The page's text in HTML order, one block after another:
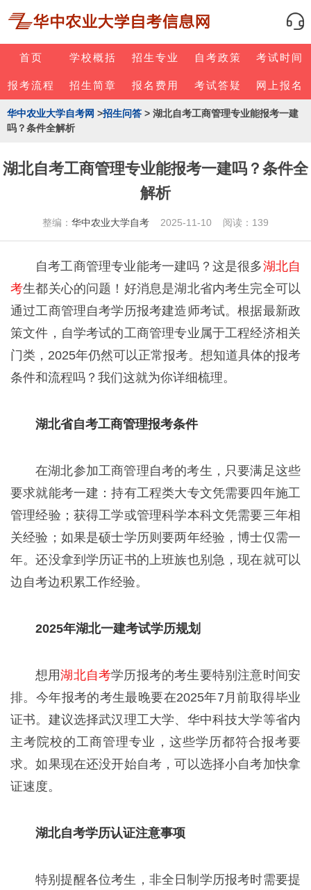
首页 学校概括 招生专业 自考政策 考试时间
报考流程 招生简章 报名费用 考试答疑 网上报名
华中农业大学自考网 >招生问答 > 湖北自考工商管理专业能报考一建
吗？条件全解析
湖北自考工商管理专业能报考一建吗？条件全
解析
整编： 华中农业大学自考 2025-11-10 阅读：139
自考工商管理专业能考一建吗？这是很多湖北自
考生都关心的问题！好消息是湖北省内考生完全可以
通过工商管理自考学历报考建造师考试。根据最新政
策文件，自学考试的工商管理专业属于工程经济相关
门类，2025年仍然可以正常报考。想知道具体的报考
条件和流程吗？我们这就为你详细梳理。
湖北省自考工商管理报考条件
在湖北参加工商管理自考的考生，只要满足这些
要求就能考一建：持有工程类大专文凭需要四年施工
管理经验；获得工学或管理科学本科文凭需要三年相
关经验；如果是硕士学历则要两年经验，博士仅需一
年。还没拿到学历证书的上班族也别急，现在就可以
边自考边积累工作经验。
2025年湖北一建考试学历规划
想用湖北自考学历报考的考生要特别注意时间安
排。今年报考的考生最晚要在2025年7月前取得毕业
证书。建议选择武汉理工大学、华中科技大学等省内
主考院校的工商管理专业，这些学历都符合报考要
求。如果现在还没开始自考，可以选择小自考加快拿
证速度。
湖北自考学历认证注意事项
特别提醒各位考生，非全日制学历报考时需要提